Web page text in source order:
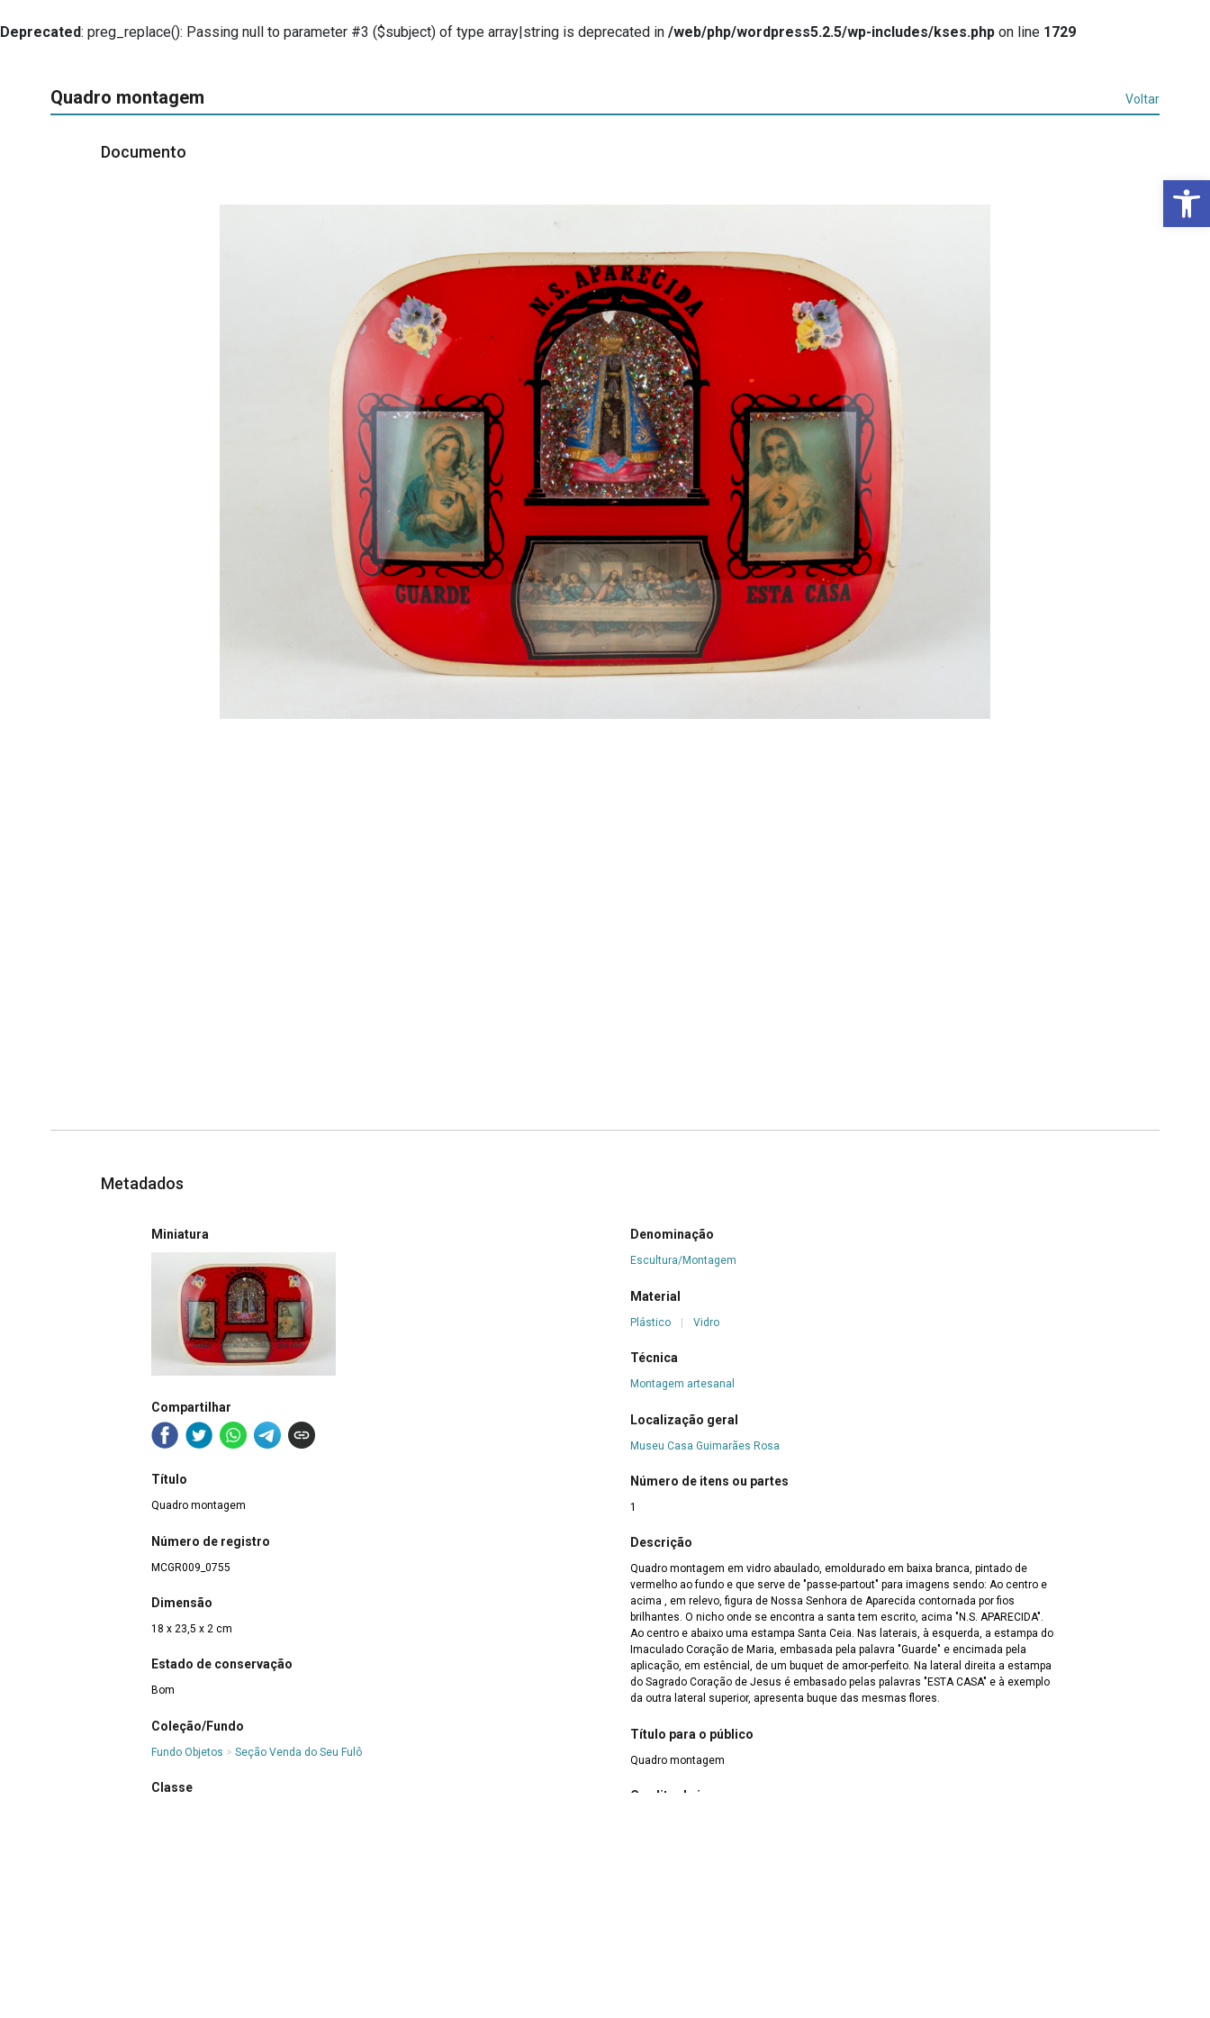
Deprecated: preg_replace(): Passing null to parameter #3 ($subject) of type array|string is deprecated in /web/php/wordpress5.2.5/wp-includes/kses.php on line 1729
Quadro montagem Voltar
Documento
Metadados
Miniatura
Compartilhar
Título
Quadro montagem
Número de registro
MCGR009_0755
Dimensão
18 x 23,5 x 2 cm
Estado de conservação
Bom
Coleção/Fundo
Fundo Objetos > Seção Venda do Seu Fulô
Classe
Denominação
Escultura/Montagem
Material
Plástico | Vidro
Técnica
Montagem artesanal
Localização geral
Museu Casa Guimarães Rosa
Número de itens ou partes
1
Descrição
Quadro montagem em vidro abaulado, emoldurado em baixa branca, pintado de
vermelho ao fundo e que serve de "passe-partout" para imagens sendo: Ao centro e
acima , em relevo, figura de Nossa Senhora de Aparecida contornada por fios
brilhantes. O nicho onde se encontra a santa tem escrito, acima "N.S. APARECIDA".
Ao centro e abaixo uma estampa Santa Ceia. Nas laterais, à esquerda, a estampa do
Imaculado Coração de Maria, embasada pela palavra "Guarde" e encimada pela
aplicação, em estêncial, de um buquet de amor-perfeito. Na lateral direita a estampa
do Sagrado Coração de Jesus é embasado pelas palavras "ESTA CASA" e à exemplo
da outra lateral superior, apresenta buque das mesmas flores.
Título para o público
Quadro montagem
Credito de imagem